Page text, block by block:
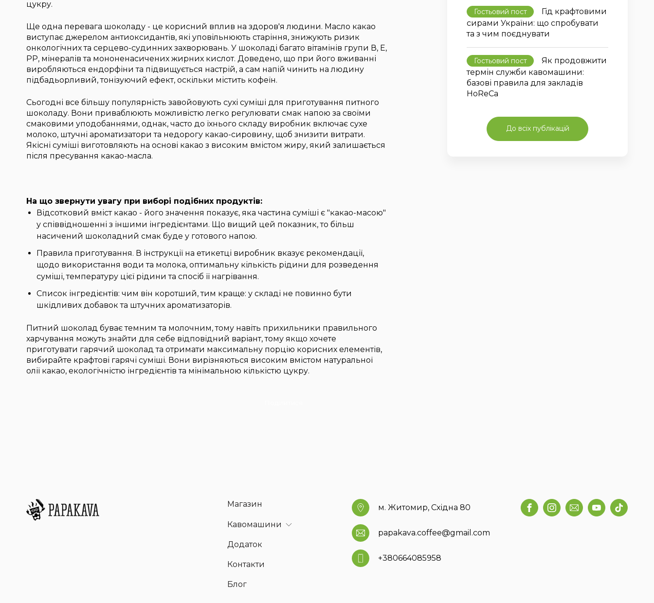
цукру.
Ще одна перевага шоколаду - це корисний вплив на здоров'я людини. Масло какао
виступає джерелом антиоксидантів, які уповільнюють старіння, знижують ризик
онкологічних та серцево-судинних захворювань. У шоколаді багато вітамінів групи В, E,
PP, мінералів та мононенасичених жирних кислот. Доведено, що при його вживанні
виробляються ендорфіни та підвищується настрій, а сам напій чинить на людину
підбадьорливий, тонізуючий ефект, оскільки містить кофеїн.
Сьогодні все більшу популярність завойовують сухі суміші для приготування питного
шоколаду. Вони приваблюють можливістю легко регулювати смак напою за своїми
смаковими уподобаннями, однак, часто до їхнього складу виробник включає сухе
молоко, штучні ароматизатори та недорогу какао-сировину, щоб знизити витрати.
Якісні суміші виготовляють на основі какао з високим вмістом жиру, який залишається
після пресування какао-масла.
На що звернути увагу при виборі подібних продуктів:
Відсотковий вміст какао - його значення показує, яка частина суміші є "какао-масою"
у співвідношенні з іншими інгредієнтами. Що вищий цей показник, то більш
насичений шоколадний смак буде у готового напою.
Правила приготування. В інструкції на етикетці виробник вказує рекомендації,
щодо використання води та молока, оптимальну кількість рідини для розведення
суміші, температуру цієї рідини та спосіб її нагрівання.
Список інгредієнтів: чим він коротший, тим краще: у складі не повинно бути
шкідливих добавок та штучних ароматизаторів.
Питний шоколад буває темним та молочним, тому навіть прихильники правильного
харчування можуть знайти для себе відповідний варіант, тому якщо хочете
приготувати гарячий шоколад та отримати максимальну порцію корисних елементів,
вибирайте крафтові гарячі суміші. Вони вирізняються високим вмістом натуральної
олії какао, екологічністю інгредієнтів та мінімальною кількістю цукру.
Гостьовий пост
Гід крафтовими
сирами України: що спробувати
та з чим поєднувати
Гостьовий пост
Як продовжити
термін служби кавомашини:
базові правила для закладів
HoReCa
До всіх публікацій
Магазин
Кавомашини
Додаток
Контакти
Блог
м. Житомир, Східна 80
papakava.coffee@gmail.com
+380664085958